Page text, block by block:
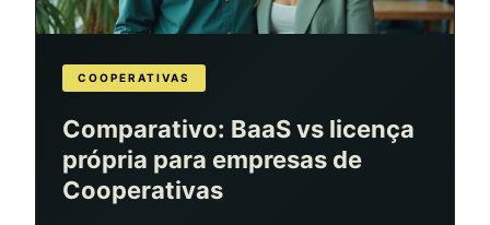
COOPERATIVAS
Comparativo: BaaS vs licença
própria para empresas de
Cooperativas